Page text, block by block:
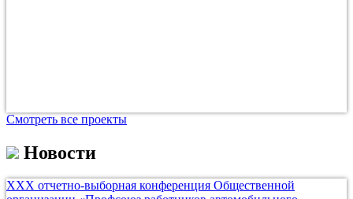
Смотреть все проекты
Новости
ХХХ отчетно-выборная конференция Общественной